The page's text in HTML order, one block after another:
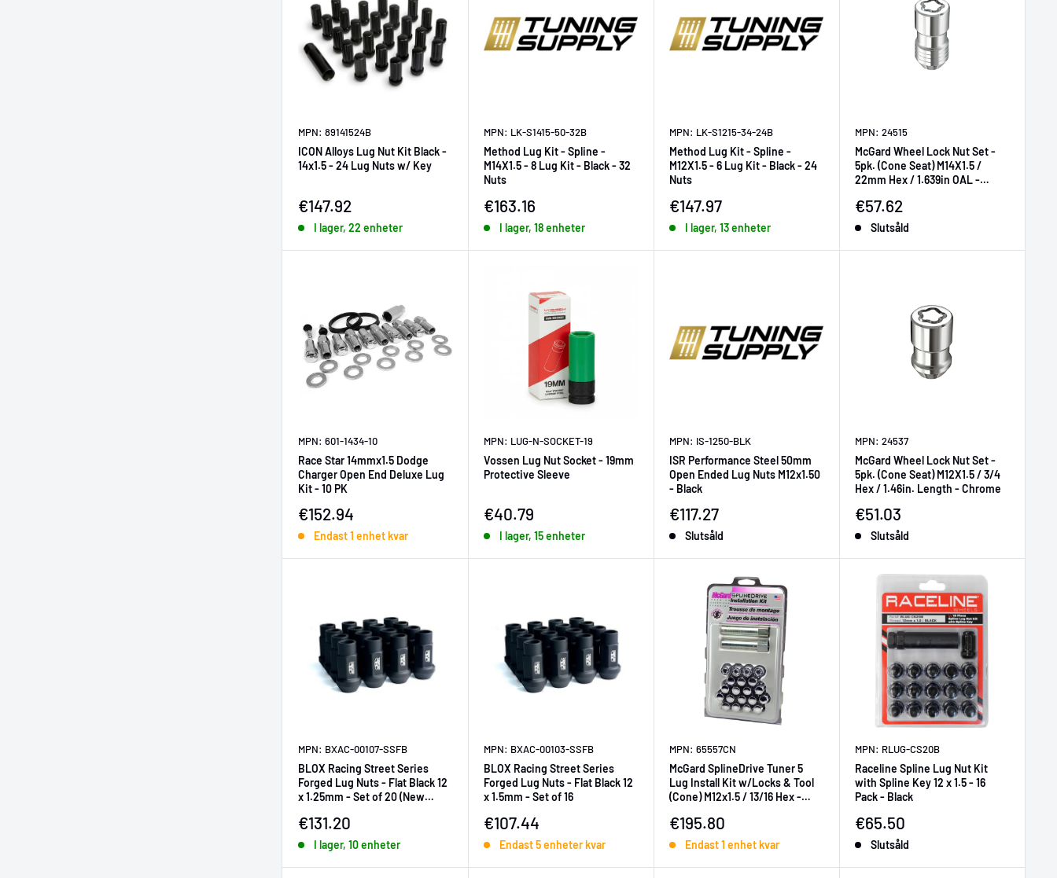
MPN: 89141524B
ICON Alloys Lug Nut Kit Black -
14x1.5 - 24 Lug Nuts w/ Key
Försäljningspris
€147.92
I lager, 22 enheter
MPN: LK-S1415-50-32B
Method Lug Kit - Spline -
M14X1.5 - 8 Lug Kit - Black - 32
Nuts
Försäljningspris
€163.16
I lager, 18 enheter
MPN: LK-S1215-34-24B
Method Lug Kit - Spline -
M12X1.5 - 6 Lug Kit - Black - 24
Nuts
Försäljningspris
€147.97
I lager, 13 enheter
MPN: 24515
McGard Wheel Lock Nut Set -
5pk. (Cone Seat) M14X1.5 /
22mm Hex / 1.639in OAL -
Försäljningspris
€57.62
Slutsåld
MPN: 601-1434-10
Race Star 14mmx1.5 Dodge
Charger Open End Deluxe Lug
Kit - 10 PK
Försäljningspris
€152.94
Endast 1 enhet kvar
MPN: LUG-N-SOCKET-19
Vossen Lug Nut Socket - 19mm
Protective Sleeve
Försäljningspris
€40.79
I lager, 15 enheter
MPN: IS-1250-BLK
ISR Performance Steel 50mm
Open Ended Lug Nuts M12x1.50
- Black
Försäljningspris
€117.27
Slutsåld
MPN: 24537
McGard Wheel Lock Nut Set -
5pk. (Cone Seat) M12X1.5 / 3/4
Hex / 1.46in. Length - Chrome
Försäljningspris
€51.03
Slutsåld
MPN: BXAC-00107-SSFB
BLOX Racing Street Series
Forged Lug Nuts - Flat Black 12
x 1.25mm - Set of 20 (New
Försäljningspris
€131.20
I lager, 10 enheter
MPN: BXAC-00103-SSFB
BLOX Racing Street Series
Forged Lug Nuts - Flat Black 12
x 1.5mm - Set of 16
Försäljningspris
€107.44
Endast 5 enheter kvar
MPN: 65557CN
McGard SplineDrive Tuner 5
Lug Install Kit w/Locks & Tool
(Cone) M12x1.5 / 13/16 Hex -
Försäljningspris
€195.80
Endast 1 enhet kvar
MPN: RLUG-CS20B
Raceline Spline Lug Nut Kit
with Spline Key 12 x 1.5 - 16
Pack - Black
Försäljningspris
€65.50
Slutsåld